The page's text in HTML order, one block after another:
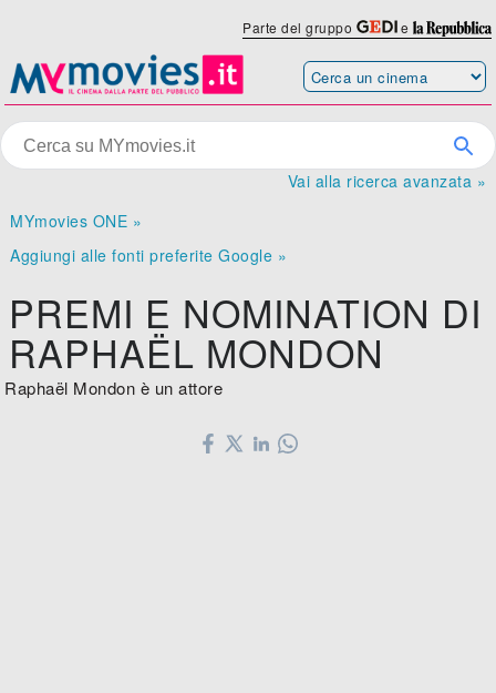
Parte del gruppo e
Vai alla ricerca avanzata »
MYmovies ONE »
Aggiungi alle fonti preferite Google »
PREMI E NOMINATION DI
RAPHAËL MONDON
Raphaël Mondon è un attore